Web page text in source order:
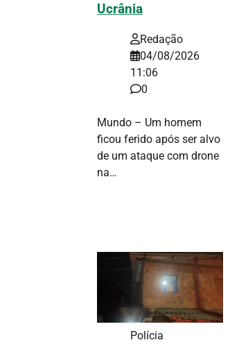
Ucrânia
Redação
04/08/2026
11:06
0
Mundo – Um homem
ficou ferido após ser alvo
de um ataque com drone
na…
Polícia